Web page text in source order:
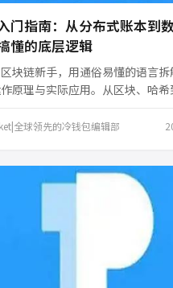
门指南：从分布式账本到
懂的底层逻辑
块链新手，用通俗易懂的语言
原理与实际应用。从区块、哈
知误区，轻松迈出第一步。
全球领先的冷钱包编辑部